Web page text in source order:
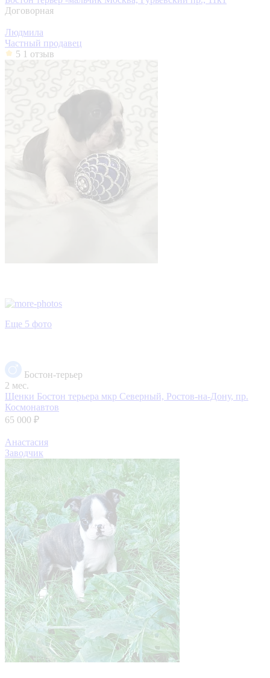
Договорная
Людмила
Частный продавец
5 1 отзыв
Еще 5 фото
Бостон-терьер
2 мес.
Щенки Бостон терьера мкр Северный, Ростов-на-Дону, пр.
Космонавтов
65 000 ₽
Анастасия
Заводчик